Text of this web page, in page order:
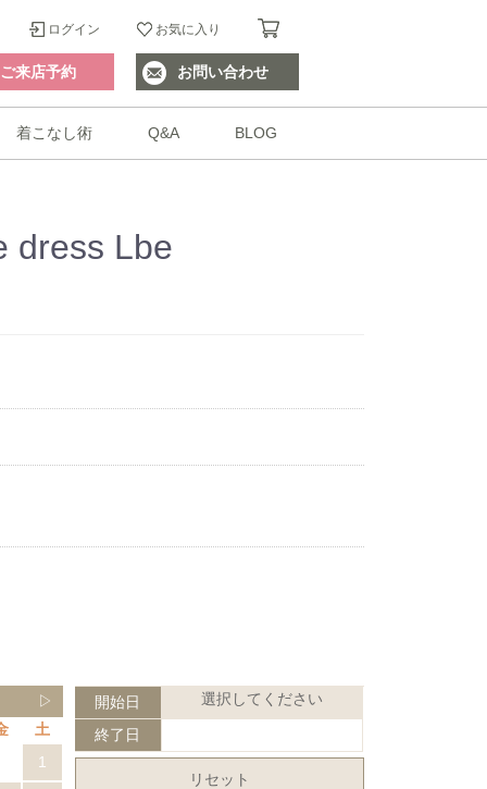
ログイン お気に入り
ご来店予約 お問い合わせ
着こなし術 Q&A BLOG
dress Lbe
▷
土
1
開始日 選択してください
終了日
リセット